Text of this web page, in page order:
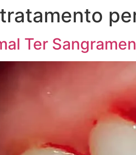
tratamento
Ter